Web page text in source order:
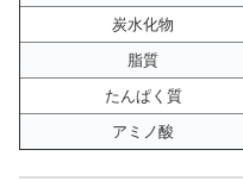
炭水化物
脂質
たんぱく質
アミノ酸